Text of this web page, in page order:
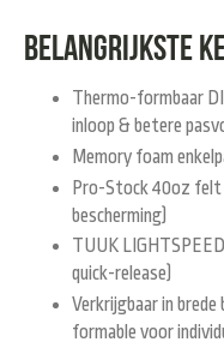
Belangrijkste
Thermo-formbaar
inloop & betere
Memory foam
Pro-Stock 40oz
bescherming)
TUUK
quick-release)
Verkrijgbaar in
formable voor